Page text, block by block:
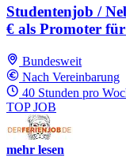
Studentenjob /
€ als Promoter
Bundesweit
Nach Vereinbarung
40 Stunden pro
TOP JOB
mehr lesen